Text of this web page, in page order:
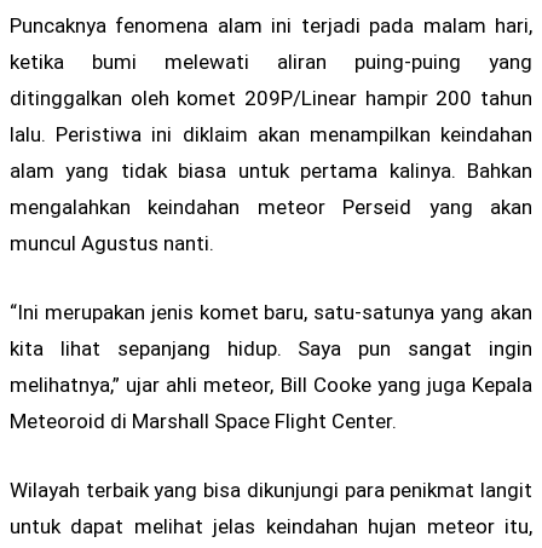
Puncaknya fenomena alam ini terjadi pada malam hari,
ketika bumi melewati aliran puing-puing yang
ditinggalkan oleh komet 209P/Linear hampir 200 tahun
lalu. Peristiwa ini diklaim akan menampilkan keindahan
alam yang tidak biasa untuk pertama kalinya. Bahkan
mengalahkan keindahan meteor Perseid yang akan
muncul Agustus nanti.
“Ini merupakan jenis komet baru, satu-satunya yang akan
kita lihat sepanjang hidup. Saya pun sangat ingin
melihatnya,” ujar ahli meteor, Bill Cooke yang juga Kepala
Meteoroid di Marshall Space Flight Center.
Wilayah terbaik yang bisa dikunjungi para penikmat langit
untuk dapat melihat jelas keindahan hujan meteor itu,